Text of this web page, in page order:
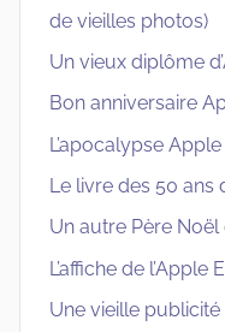
de vieilles photos)
Un vieux diplôme
Bon anniversaire
L’apocalypse
Le livre des 50 ans
Un autre Père Noël
L’affiche de l’Apple
Une vieille